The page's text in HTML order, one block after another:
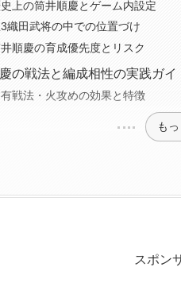
上の筒井順慶とゲーム内設定
織田武将の中での位置づけ
順慶の育成優先度とリスク
の戦法と編成相性の実践ガイ
戦法・火攻めの効果と特徴
も
スポン